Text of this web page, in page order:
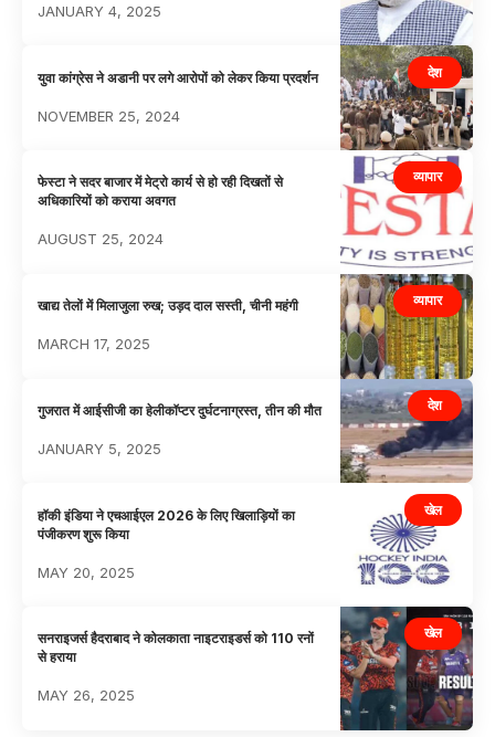
JANUARY 4, 2025
देश
युवा कांग्रेस ने अडानी पर लगे आरोपों को लेकर किया प्रदर्शन
NOVEMBER 25, 2024
व्यापार
फेस्टा ने सदर बाजार में मेट्रो कार्य से हो रही दिखतों से
अधिकारियों को कराया अवगत
AUGUST 25, 2024
व्यापार
खाद्य तेलों में मिलाजुला रुख; उड़द दाल सस्ती, चीनी महंगी
MARCH 17, 2025
देश
गुजरात में आईसीजी का हेलीकॉप्टर दुर्घटनाग्रस्त, तीन की मौत
JANUARY 5, 2025
खेल
हॉकी इंडिया ने एचआईएल 2026 के लिए खिलाड़ियों का
पंजीकरण शुरू किया
MAY 20, 2025
खेल
सनराइजर्स हैदराबाद ने कोलकाता नाइटराइडर्स को 110 रनों
से हराया
MAY 26, 2025